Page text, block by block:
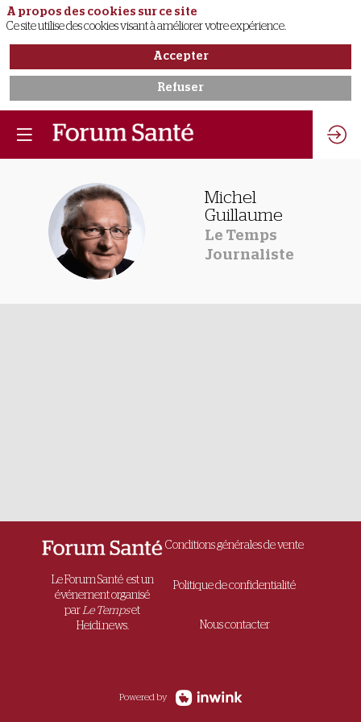
MG
Michel
Guillaume
Le Temps
Journaliste
Le Forum Santé est un
événement organisé
parLe Tempset
Heidi.news.
Conditions générales de vente
Politique de confidentialité
Nous contacter
Powered by
A propos des cookies sur ce site
Ce site utilise des cookies visant à améliorer votre expérience.
Accepter
Refuser